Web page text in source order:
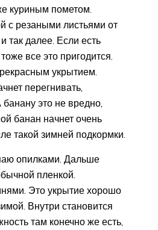
куриным пометом.
с резаными листьями от
так далее. Если есть
все это пригодится.
укрытием.
перегнивать,
это не вредно,
банан начнет очень
такой зимней подкормки.
опилками. Дальше
пленкой.
Это укрытие хорошо
Внутри становится
там конечно же есть,